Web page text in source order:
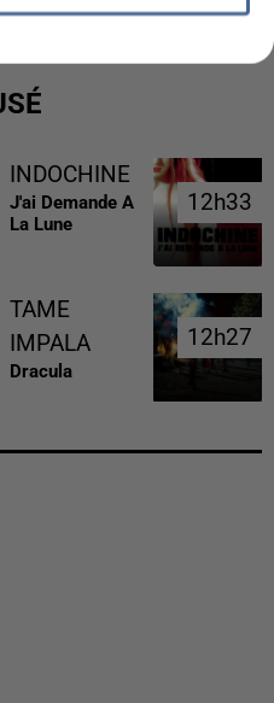
INDOCHINE
J'ai Demande A
La Lune
12h33
12h33
TAME
IMPALA
Dracula
12h27
12h27